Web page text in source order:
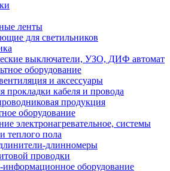
ленты
для светильников
выключатели, УЗО, ДИФ автомат
оборудование
и аксессуары
прокладки кабеля и провода
продукция
оборудование
электронагревательное, системы
теплого пола
длинномеры
проводки
оборудование